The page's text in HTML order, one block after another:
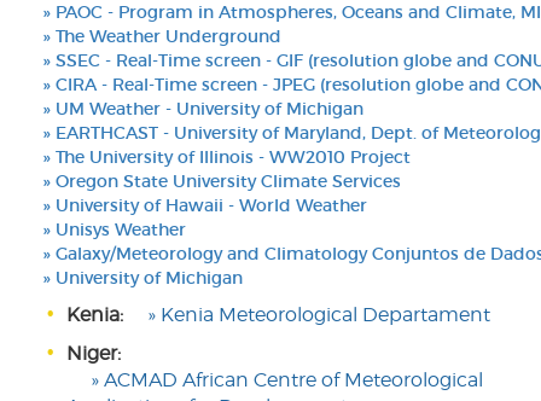
» PAOC - Program in Atmospheres, Oceans and Climate,
» The Weather Underground
» SSEC - Real-Time screen - GIF (resolution globe and
» CIRA - Real-Time screen - JPEG (resolution globe and
» UM Weather - University of Michigan
» EARTHCAST - University of Maryland, Dept. of
» The University of Illinois - WW2010 Project
» Oregon State University Climate Services
» University of Hawaii - World Weather
» Unisys Weather
» Galaxy/Meteorology and Climatology Conjuntos de
» University of Michigan
Kenia: » Kenia Meteorological Departament
Niger:
» ACMAD African Centre of Meteorological